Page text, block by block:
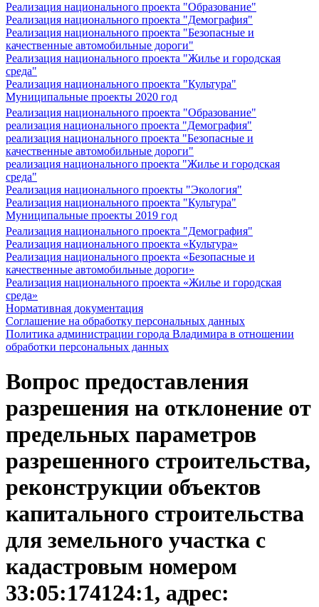
Реализация национального проекта "Образование"
Реализация национального проекта "Демография"
Реализация национального проекта "Безопасные и
качественные автомобильные дороги"
Реализация национального проекта "Жилье и городская
среда"
Реализация национального проекта "Культура"
Муниципальные проекты 2020 год
Реализация национального проекта "Образование"
реализация национального проекта "Демография"
реализация национального проекта "Безопасные и
качественные автомобильные дороги"
реализация национального проекта "Жилье и городская
среда"
Реализация национального проекты "Экология"
Реализация национального проекта "Культура"
Муниципальные проекты 2019 год
Реализация национального проекта "Демография"
Реализация национального проекта «Культура»
Реализация национального проекта «Безопасные и
качественные автомобильные дороги»
Реализация национального проекта «Жилье и городская
среда»
Нормативная документация
Соглашение на обработку персональных данных
Политика администрации города Владимира в отношении
обработки персональных данных
Вопрос предоставления
разрешения на отклонение от
предельных параметров
разрешенного строительства,
реконструкции объектов
капитального строительства
для земельного участка с
кадастровым номером
33:05:174124:1, адрес: